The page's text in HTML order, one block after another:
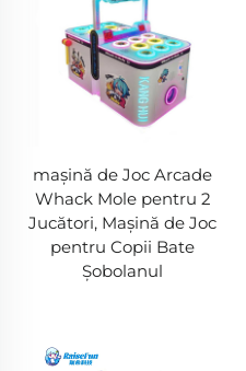
mașină de Joc Arcade
Whack Mole pentru 2
Jucători, Mașină de Joc
pentru Copii Bate
Șobolanul